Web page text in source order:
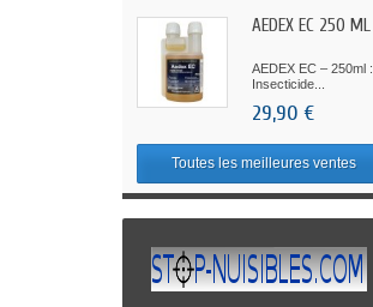
AEDEX EC 250 ML
AEDEX EC – 250ml :
Insecticide...
29,90 €
Toutes les meilleures ventes